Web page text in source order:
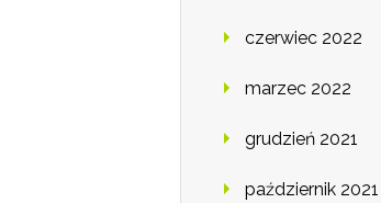
czerwiec 2022
marzec 2022
grudzień 2021
październik 2021